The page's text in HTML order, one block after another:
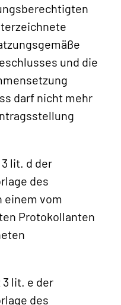
und die
darf nicht mehr
3 lit. d der
des
einem vom
Protokollanten
3 lit. e der
des